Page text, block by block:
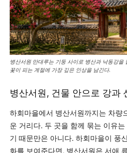
병산서원 만대루는 기둥 사이로 병산과 낙동강을
꽃이 피는 계절에 가장 깊은 인상을 남긴다.
병산서원, 건물 안으로 강과
하회마을에서 병산서원까지는 차량
운 거리다. 두 곳을 함께 묶는 이유
기 때문만은 아니다. 하회마을이 풍
화를 보여준다면, 병산서원은 서애